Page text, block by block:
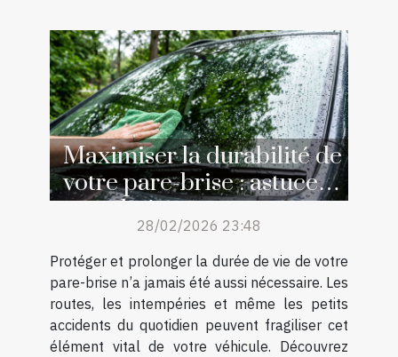
Maximiser la durabilité de
votre pare-brise : astuces
et techniques
28/02/2026 23:48
Protéger et prolonger la durée de vie de votre
pare-brise n’a jamais été aussi nécessaire. Les
routes, les intempéries et même les petits
accidents du quotidien peuvent fragiliser cet
élément vital de votre véhicule. Découvrez